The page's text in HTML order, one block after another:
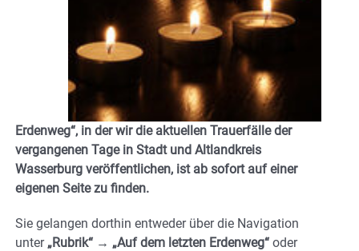
Erdenweg“, in der wir die aktuellen Trauerfälle der
vergangenen Tage in Stadt und Altlandkreis
Wasserburg veröffentlichen, ist ab sofort auf einer
eigenen Seite zu finden.
Sie gelangen dorthin entweder über die Navigation
unter „Rubrik“ → „Auf dem letzten Erdenweg“ oder